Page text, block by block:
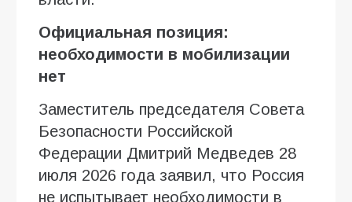
Официальная позиция:
необходимости в мобилизации
нет
Заместитель председателя Совета
Безопасности Российской
Федерации Дмитрий Медведев 28
июля 2026 года заявил, что Россия
не испытывает необходимости в